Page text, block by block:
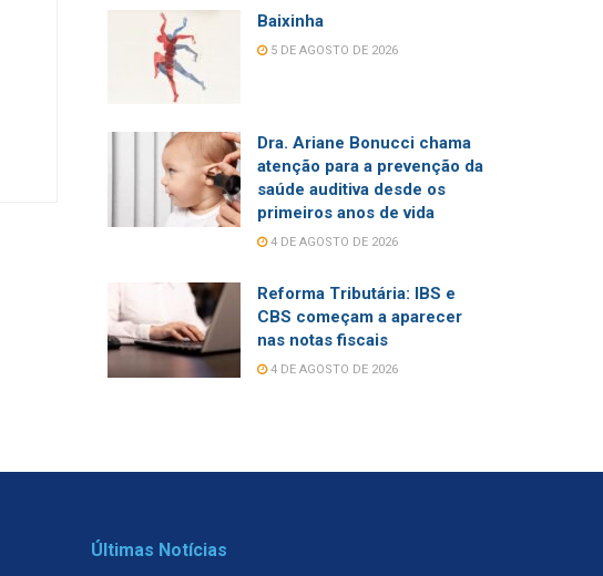
Baixinha
5 DE AGOSTO DE 2026
Dra. Ariane Bonucci chama
atenção para a prevenção da
saúde auditiva desde os
primeiros anos de vida
4 DE AGOSTO DE 2026
Reforma Tributária: IBS e
CBS começam a aparecer
nas notas fiscais
4 DE AGOSTO DE 2026
Últimas Notícias